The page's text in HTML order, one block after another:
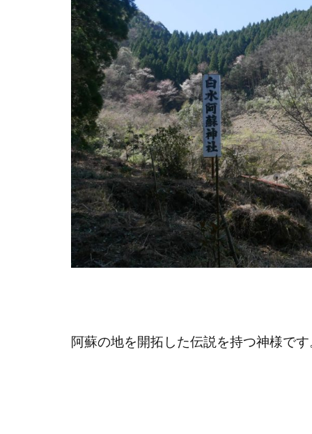
阿蘇の地を開拓した伝説を持つ神様で